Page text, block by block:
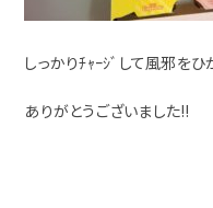
しっかりﾁｬｰｼﾞして風邪を
ありがとうございました!!